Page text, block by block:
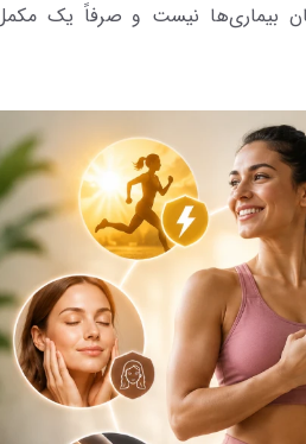
بیماری‌ها نیست و صرفاً یک